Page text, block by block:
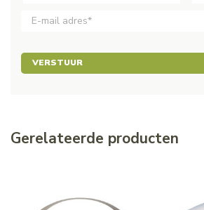
VERSTUUR
Gerelateerde producten